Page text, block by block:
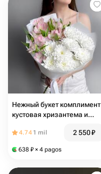
Нежный букет комплимент
кустовая хризантема и
4.74 1 mil 2 550₽
638 ₽ × 4 pagos